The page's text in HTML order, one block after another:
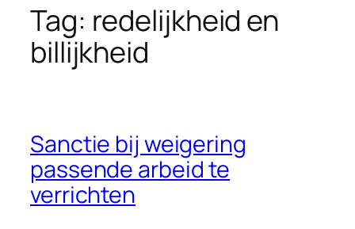
Tag: redelijkheid en
billijkheid
Sanctie bij weigering
passende arbeid te
verrichten